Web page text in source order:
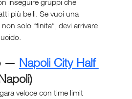
inseguire gruppi che
più belli. Se vuoi una
solo “finita”, devi arrivare
— Napoli City Half
veloce con time limit